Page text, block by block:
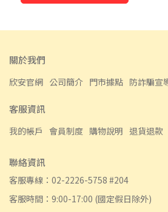
關於我們
欣安官網 公司簡介 門市據點 防詐騙宣
客服資訊
我的帳戶 會員制度 購物說明 退貨退款
聯絡資訊
客服專線：02-2226-5758 #204
客服時間：9:00-17:00 (國定假日除外)